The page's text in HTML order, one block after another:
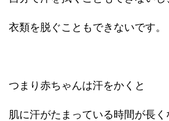
衣類を脱ぐこともできないです。
つまり赤ちゃんは汗をかくと
肌に汗がたまっている時間が長く